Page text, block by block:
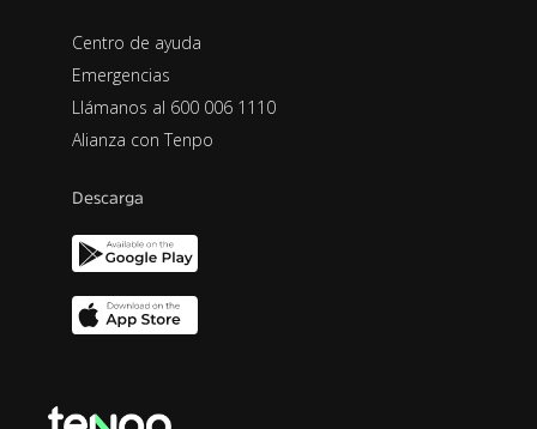
Centro de ayuda
Emergencias
Llámanos al 600 006 1110
Alianza con Tenpo
Descarga